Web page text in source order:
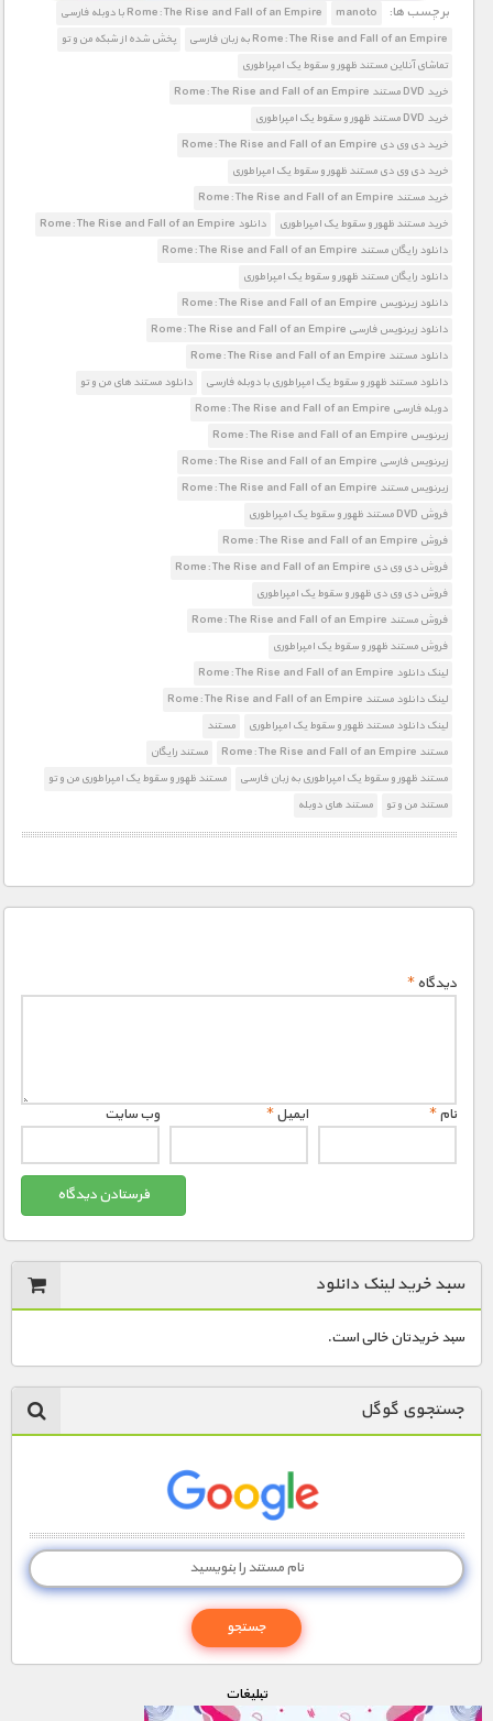
برچسب ها: manoto
Rome: The Rise and Fall of an Empire با دوبله فارسی
Rome: The Rise and Fall of an Empire به زبان فارسی
پخش شده از شبکه من و تو
تماشای آنلاین مستند ظهور و سقوط یک امپراطوری
خرید DVD مستند Rome: The Rise and Fall of an Empire
خرید DVD مستند ظهور و سقوط یک امپراطوری
خرید دی وی دی Rome: The Rise and Fall of an Empire
خرید دی وی دی مستند ظهور و سقوط یک امپراطوری
خرید مستند Rome: The Rise and Fall of an Empire
خرید مستند ظهور و سقوط یک امپراطوری
دانلود Rome: The Rise and Fall of an Empire
دانلود رایگان مستند Rome: The Rise and Fall of an Empire
دانلود رایگان مستند ظهور و سقوط یک امپراطوری
دانلود زیرنویس Rome: The Rise and Fall of an Empire
دانلود زیرنویس فارسی Rome: The Rise and Fall of an Empire
دانلود مستند Rome: The Rise and Fall of an Empire
دانلود مستند ظهور و سقوط یک امپراطوری با دوبله فارسی
دانلود مستند های من و تو
دوبله فارسی Rome: The Rise and Fall of an Empire
زیرنویس Rome: The Rise and Fall of an Empire
زیرنویس فارسی Rome: The Rise and Fall of an Empire
زیرنویس مستند Rome: The Rise and Fall of an Empire
فروش DVD مستند ظهور و سقوط یک امپراطوری
فروش Rome: The Rise and Fall of an Empire
فروش دی وی دی Rome: The Rise and Fall of an Empire
فروش دی وی دی ظهور و سقوط یک امپراطوری
فروش مستند Rome: The Rise and Fall of an Empire
فروش مستند ظهور و سقوط یک امپراطوری
لینک دانلود Rome: The Rise and Fall of an Empire
لینک دانلود مستند Rome: The Rise and Fall of an Empire
لینک دانلود مستند ظهور و سقوط یک امپراطوری
مستند
مستند Rome: The Rise and Fall of an Empire
مستند رایگان
مستند ظهور و سقوط یک امپراطوری به زبان فارسی
مستند ظهور و سقوط یک امپراطوری من و تو
مستند من و تو
مستند های دوبله
دیدگاه*
نام* ایمیل* وب‌ سایت
سبد خرید لینک دانلود
سبد خریدتان خالی است.
جستجوی گوگل
تبليغات